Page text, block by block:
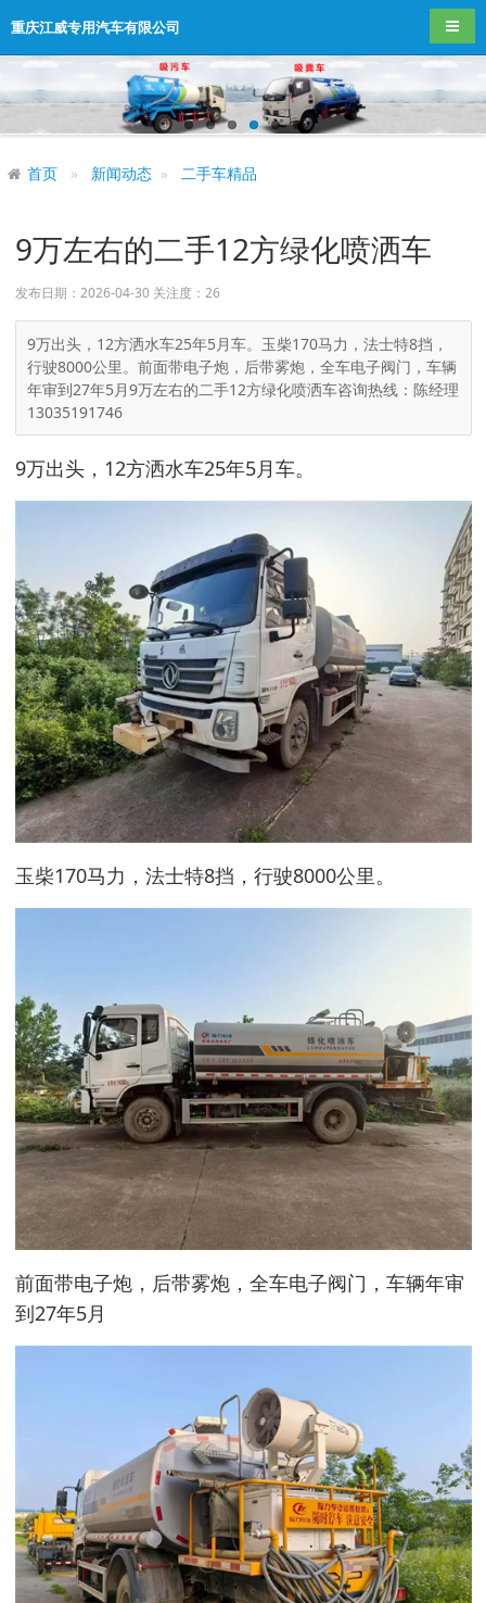
重庆江威专用汽车有限公司 导航
首页 新闻动态 二手车精品
9万左右的二手12方绿化喷洒车
发布日期：2026-04-30 关注度： 26
9万出头，12方洒水车25年5月车。玉柴170马力，法士特8挡，
行驶8000公里。前面带电子炮，后带雾炮，全车电子阀门，车辆
年审到27年5月9万左右的二手12方绿化喷洒车咨询热线：陈经理
13035191746
9万出头，12方洒水车25年5月车。
玉柴170马力，法士特8挡，行驶8000公里。
前面带电子炮，后带雾炮，全车电子阀门，车辆年审
到27年5月